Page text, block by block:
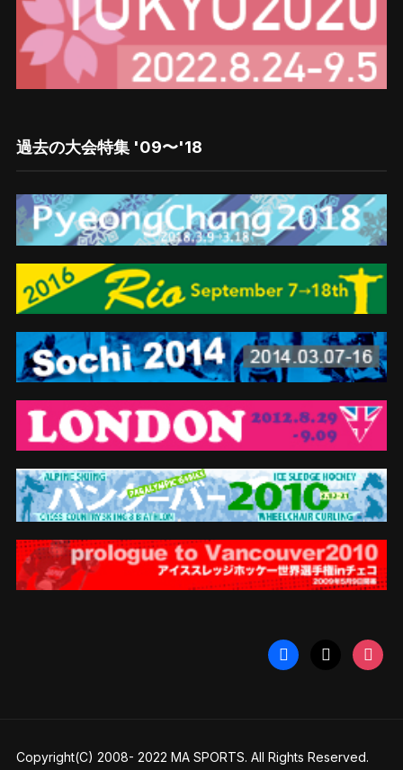
過去の大会特集 '09〜'18
facebook
Copyright(C) 2008- 2022 MA SPORTS. All Rights Reserved.